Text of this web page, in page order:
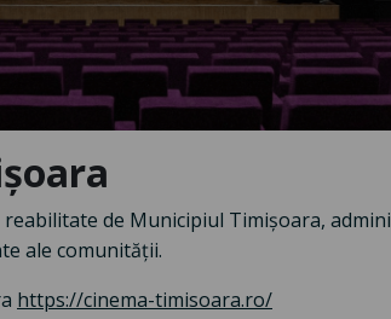
de Municipiul Timișoara,
ale comunității.
https://cinema-timisoara.ro/